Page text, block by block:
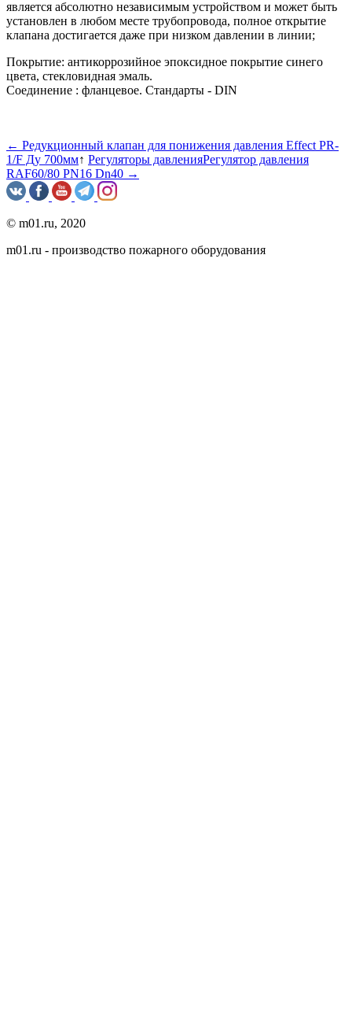
является абсолютно независимым устройством и может быть
установлен в любом месте трубопровода, полное открытие
клапана достигается даже при низком давлении в линии;
Покрытие: антикоррозийное эпоксидное покрытие синего
цвета, стекловидная эмаль.
Соединение : фланцевое. Стандарты - DIN
← Редукционный клапан для понижения давления Effect PR-
1/F Ду 700мм↑ Регуляторы давленияРегулятор давления
RAF60/80 PN16 Dn40 →
© m01.ru, 2020
m01.ru - производство пожарного оборудования